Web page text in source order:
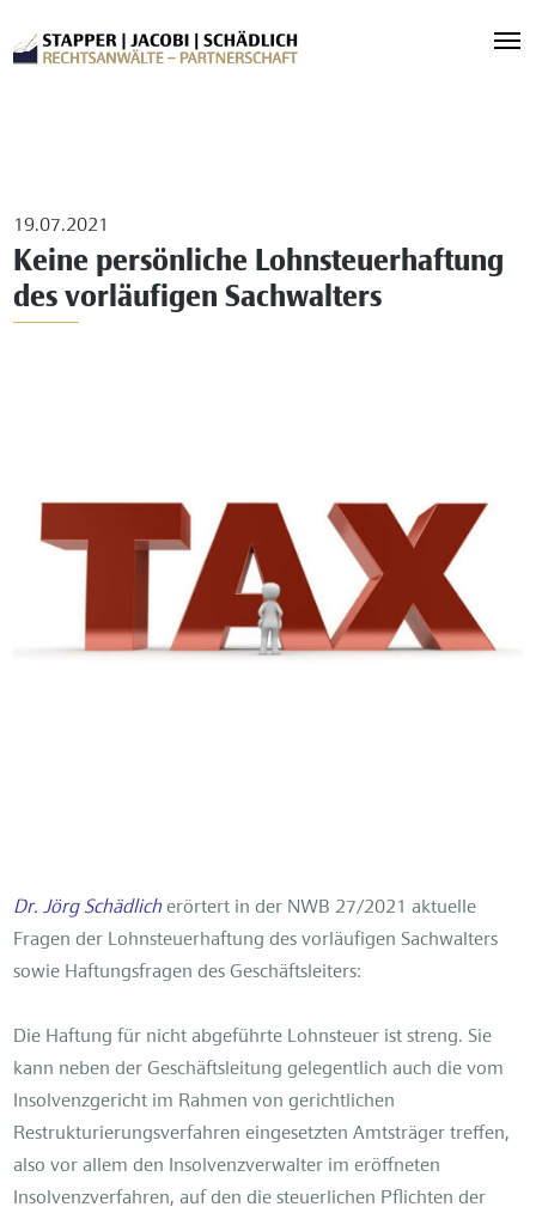
19.07.2021
Keine persönliche Lohnsteuerhaftung
des vorläufigen Sachwalters
Dr. Jörg Schädlicherörtert in der NWB 27/2021 aktuelle
Fragen der Lohnsteuerhaftung des vorläufigen Sachwalters
sowie Haftungsfragen des Geschäftsleiters:
Die Haftung für nicht abgeführte Lohnsteuer ist streng. Sie
kann neben der Geschäftsleitung gelegentlich auch die vom
Insolvenzgericht im Rahmen von gerichtlichen
Restrukturierungsverfahren eingesetzten Amtsträger treﬀen,
also vor allem den Insolvenzverwalter im eröﬀneten
Insolvenzverfahren, auf den die steuerlichen Pﬂichten der